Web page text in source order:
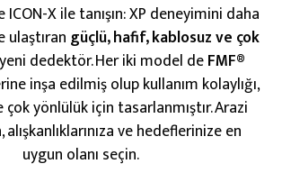
ICON-X ile tanışın: XP deneyimini daha
ulaştıran güçlü, hafif, kablosuz ve çok
dedektör. Her iki model deFMF®
inşa edilmiş olup kullanım kolaylığı,
yönlülük için tasarlanmıştır. Arazi
alışkanlıklarınıza ve hedeflerinize en
uygun olanı seçin.